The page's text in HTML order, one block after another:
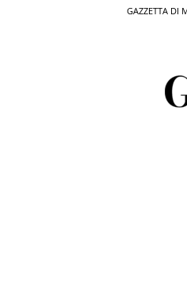
GAZZETTA DI